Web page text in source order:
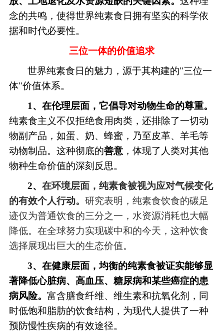
念的共鸣，使得世界纯素食日拥有坚实的科学依
据和时代必要性。
三位一体的价值追求
世界纯素食日的魅力，源于其构建的"三位一
体"价值体系。
1、在伦理层面，它倡导对动物生命的尊重。
纯素食主义不仅拒绝食用肉类，还排除了一切动
物副产品，如蛋、奶、蜂蜜，乃至皮革、羊毛等
动物制品。这种彻底的善意，体现了人类对其他
物种生命价值的深刻反思。
2、 在环境层面，纯素食被视为应对气候变化
的有效个人行动。 研究表明，纯素食饮食的碳足
迹仅为普通饮食的三分之一，水资源消耗也大幅
降低。在全球努力实现碳中和的今天，这种饮食
选择展现出巨大的生态价值。
3、在健康层面，均衡的纯素食被证实能够显
著降低心脏病、高血压、糖尿病和某些癌症的患
病风险。 富含膳食纤维、维生素和抗氧化剂，同
时低饱和脂肪的饮食结构，为现代人提供了一种
预防慢性疾病的有效途径。